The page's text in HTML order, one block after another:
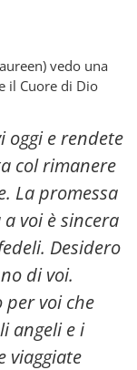
vedo una
il Cuore di Dio
oggi e rendete
col rimanere
La promessa
voi è sincera
Desidero
di voi.
voi che
angeli e i
viaggiate